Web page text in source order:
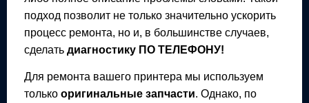
подход позволит не только значительно ускорить
процесс ремонта, но и, в большинстве случаев,
сделать диагностику ПО ТЕЛЕФОНУ!
Для ремонта вашего принтера мы используем
только оригинальные запчасти. Однако, по